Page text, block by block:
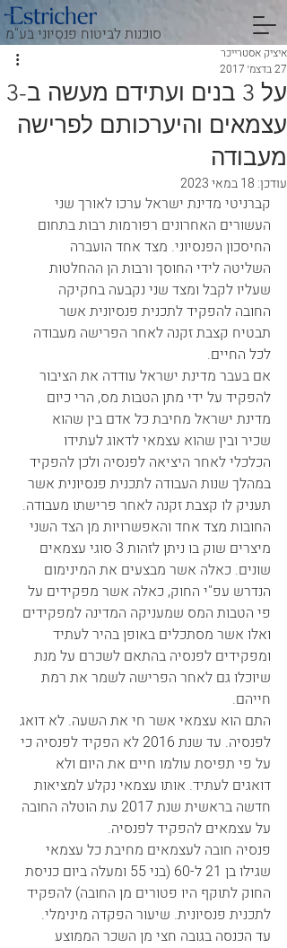
סוכנות לביטוח פנסיוני בע"מ
על 3 בנים ועתידם מעשה ב-3
עצמאים והיערכותם לפרישה
מעבודה
איציק אסטרייכר
27 בדצמ׳ 2017
עודכן: 18 במאי 2023
קברניטי מדינת ישראל ערכו לאורך שני
העשורים האחרונים רפורמות רבות בתחום
החיסכון הפנסיוני. מצד אחד הועברה
השליטה לידי החוסך ורבות הן ההחלטות
שעליו לקבל ומצד שני נקבעה בחקיקה
החובה להפקיד לתכנית פנסיונית אשר
תבטיח קצבת זקנה לאחר הפרישה מעבודה
לכל החיים.
אם בעבר מדינת ישראל עודדה את הציבור
להפקיד על ידי מתן הטבות מס, הרי כיום
מדינת ישראל מחיבת כל אדם בין שהוא
שכיר ובין שהוא עצמאי לדאוג לעתידו
הכלכלי לאחר היציאה לפנסיה ולכן להפקיד
במהלך שנות העבודה לתכנית פנסיונית אשר
תעניק לו קצבת זקנה לאחר פרישתו מעבודה.
החובות מצד אחד והאפשרויות מן הצד השני
מיצרים שוק בו ניתן לזהות 3 סוגי עצמאים
שונים. כאלה אשר מבצעים את המינימום
הנדרש עפ"י החוק, כאלה אשר מפקידים על
פי הטבות המס שמעניקה המדינה למפקידים
ואלו אשר מסתכלים באופן בהיר לעתיד
ומפקידים לפנסיה בהתאם לשכרם על מנת
שיוכלו גם לאחר הפרישה לשמר את רמת
חייהם.
התם הוא עצמאי אשר חי את השעה. לא דואג
לפנסיה. עד שנת 2016 לא הפקיד לפנסיה כי
על פי תפיסת עולמו חיים את היום ולא
דואגים לעתיד. אותו עצמאי נקלע למציאות
חדשה בראשית שנת 2017 עת הוטלה החובה
על עצמאים להפקיד לפנסיה.
פנסיה חובה לעצמאים מחיבת כל עצמאי
שגילו בן 21 ל-60 (בני 55 ומעלה ביום כניסת
החוק לתוקף היו פטורים מן החובה) להפקיד
לתכנית פנסיונית. שיעור הפקדה מינימלי.
עד הכנסה בגובה חצי מן השכר הממוצע